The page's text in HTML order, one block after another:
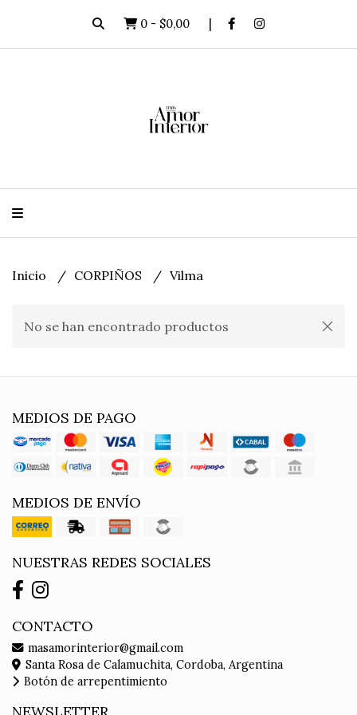
0 - $0,00
Inicio CORPIÑOS Vilma
No se han encontrado productos
MEDIOS DE PAGO
MEDIOS DE ENVÍO
NUESTRAS REDES SOCIALES
CONTACTO
masamorinterior@gmail.com
Santa Rosa de Calamuchita, Cordoba, Argentina
Botón de arrepentimiento